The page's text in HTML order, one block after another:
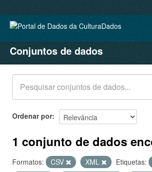
CONJUNTOS DE DADOS
ORGANIZAÇÕES
GRUPOS
SOBRE
Conjuntos de dados
Ordenar por
1 conjunto de dados
Formatos: CSV XML Etiquetas: